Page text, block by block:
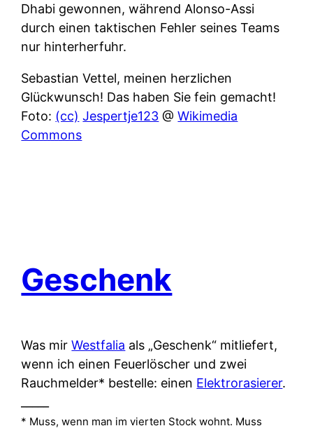
Dhabi gewonnen, während Alonso-Assi
durch einen taktischen Fehler seines Teams
nur hinterherfuhr.
Sebastian Vettel, meinen herzlichen
Glückwunsch! Das haben Sie fein gemacht!
Foto: (cc) Jespertje123 @Wikimedia
Commons
Geschenk
Was mirWestfalia als „Geschenk“ mitliefert,
wenn ich einen Feuerlöscher und zwei
Rauchmelder* bestelle: einen Elektrorasierer.
* Muss, wenn man im vierten Stock wohnt. Muss